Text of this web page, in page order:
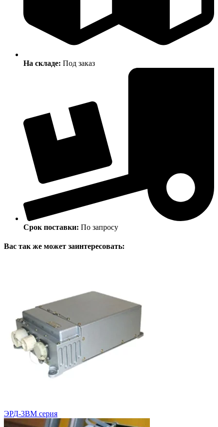
На складе: Под заказ
Срок поставки: По запросу
Вас так же может заинтересовать:
ЭРД-3ВМ серия